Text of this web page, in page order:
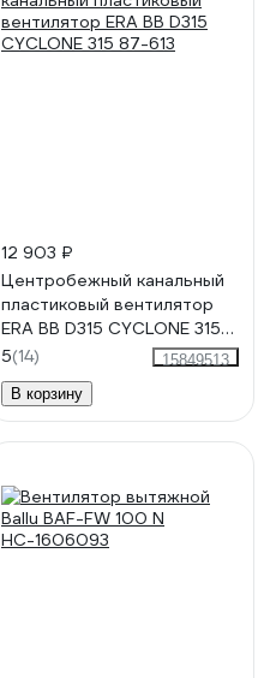
12 903 ₽
Центробежный канальный
пластиковый вентилятор
ERA BB D315 CYCLONE 315
87-613
5(14)
15849513
В корзину